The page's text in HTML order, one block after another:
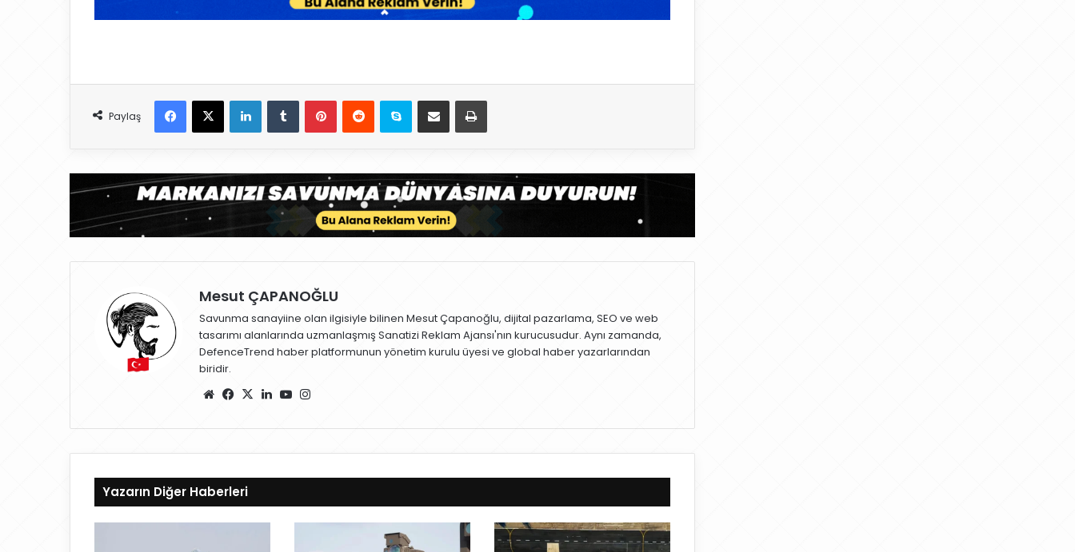
Paylaş
X LinkedIn Skype
Mesut ÇAPANOĞLU
Savunma sanayiine olan ilgisiyle bilinen Mesut Çapanoğlu, dijital pazarlama, SEO ve web
tasarımı alanlarında uzmanlaşmış Sanatizi Reklam Ajansı'nın kurucusudur. Aynı zamanda,
DefenceTrend haber platformunun yönetim kurulu üyesi ve global haber yazarlarından
biridir.
W
sit
esi
Fa
bo
ok
X Lin
dIn
Yo
ub
e
gr
a
Yazarın Diğer Haberleri